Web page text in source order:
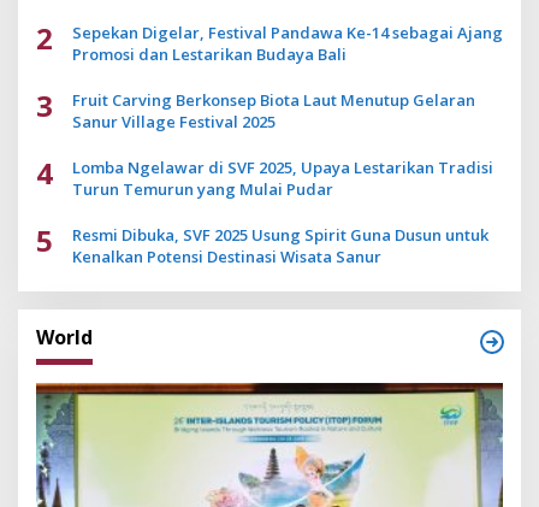
2
Sepekan Digelar, Festival Pandawa Ke-14 sebagai Ajang
Promosi dan Lestarikan Budaya Bali
3
Fruit Carving Berkonsep Biota Laut Menutup Gelaran
Sanur Village Festival 2025
4
Lomba Ngelawar di SVF 2025, Upaya Lestarikan Tradisi
Turun Temurun yang Mulai Pudar
5
Resmi Dibuka, SVF 2025 Usung Spirit Guna Dusun untuk
Kenalkan Potensi Destinasi Wisata Sanur
World